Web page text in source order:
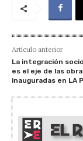
Artículo anterior
La integración
es el eje de las
inauguradas en LA